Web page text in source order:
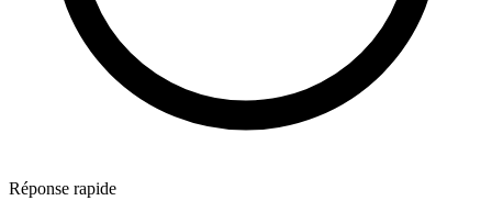
Réponse rapide